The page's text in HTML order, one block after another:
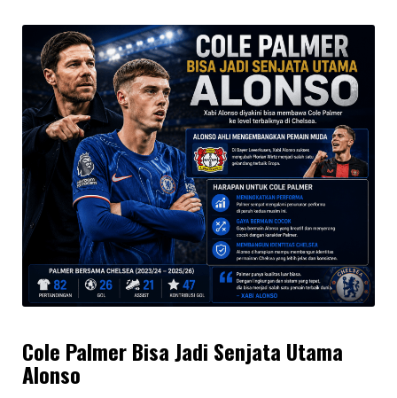
Cole Palmer Bisa Jadi Senjata Utama
Alonso